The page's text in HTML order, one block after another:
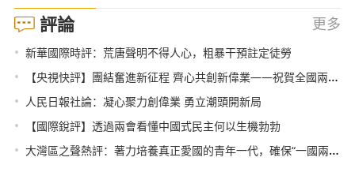
評論 更多
• 新華國際時評：荒唐聲明不得人心，粗暴干預註定徒勞
• 【央視快評】團結奮進新征程 齊心共創新偉業——祝賀全國兩會勝利閉幕
• 人民日報社論：凝心聚力創偉業 勇立潮頭開新局
• 【國際銳評】透過兩會看懂中國式民主何以生機勃勃
• 大灣區之聲熱評：著力培養真正愛國的青年一代，確保“一國兩制”行穩致遠